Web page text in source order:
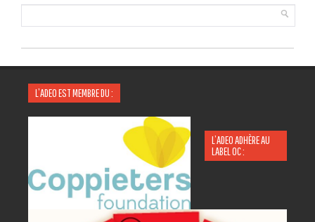
L’ADEO EST MEMBRE DU :
L’ADEO ADHÈRE AU
LABEL OC :